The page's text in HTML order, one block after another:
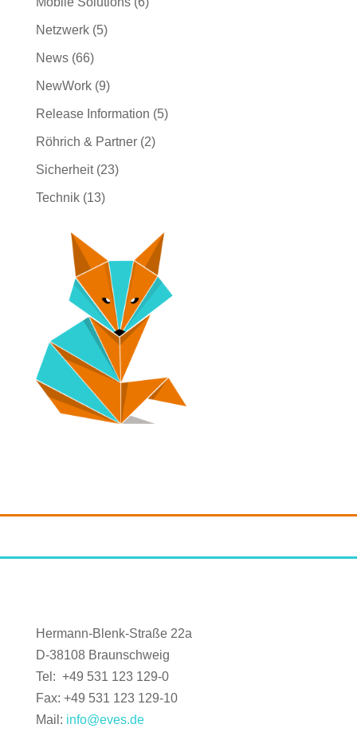
Netzwerk(5)
News(66)
NewWork(9)
Release Information (5)
Röhrich & Partner(2)
Sicherheit(23)
Technik(13)
Hermann-Blenk-Straße 22a
D-38108 Braunschweig
Tel: +49 531 123 129-0
Fax: +49 531 123 129-10
Mail: info@eves.de